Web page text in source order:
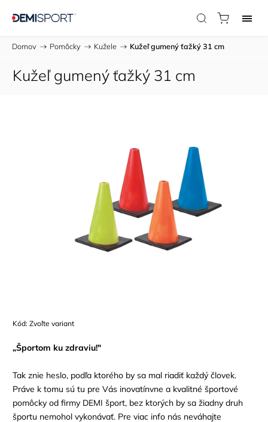
Domov / Pomôcky / Kužele / Kužeľ gumený ťažký 31 cm
Kužeľ gumený ťažký 31 cm
Kód: Zvoľte variant
„Športom ku zdraviu!"
Tak znie heslo, podľa ktorého by sa mal riadiť každý človek.
Práve k tomu sú tu pre Vás inovatínvne a kvalitné športové
pomôcky od firmy DEMI šport, bez ktorých by sa žiadny druh
športu nemohol vykonávať. Pre viac info nás neváhajte